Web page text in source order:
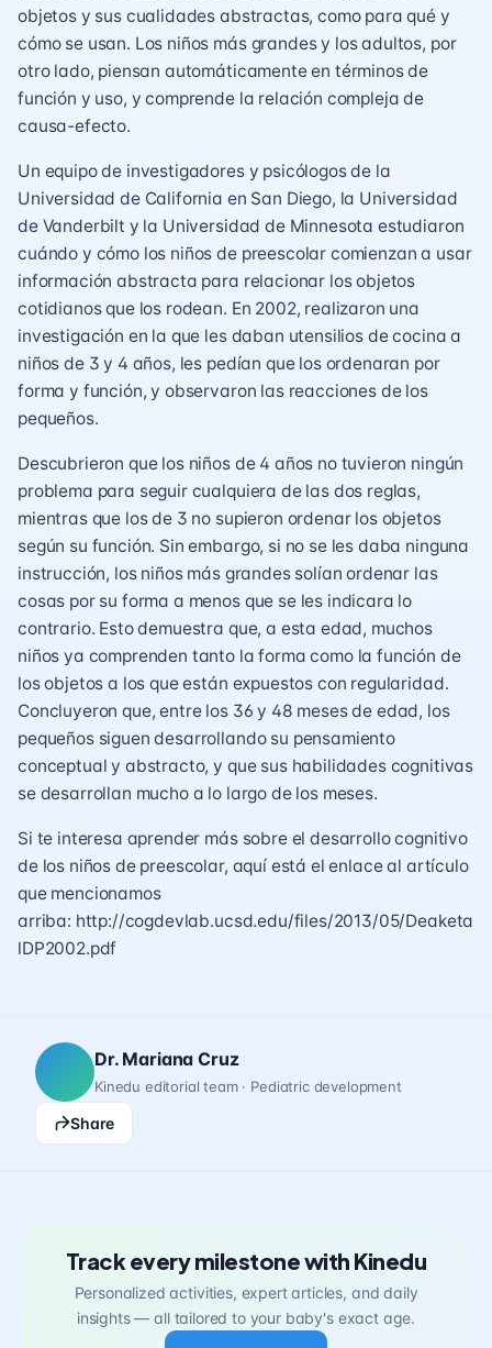
objetos y sus cualidades abstractas, como para qué y
cómo se usan. Los niños más grandes y los adultos, por
otro lado, piensan automáticamente en términos de
función y uso, y comprende la relación compleja de
causa-efecto.
Un equipo de investigadores y psicólogos de la
Universidad de California en San Diego, la Universidad
de Vanderbilt y la Universidad de Minnesota estudiaron
cuándo y cómo los niños de preescolar comienzan a usar
información abstracta para relacionar los objetos
cotidianos que los rodean. En 2002, realizaron una
investigación en la que les daban utensilios de cocina a
niños de 3 y 4 años, les pedían que los ordenaran por
forma y función, y observaron las reacciones de los
pequeños.
Descubrieron que los niños de 4 años no tuvieron ningún
problema para seguir cualquiera de las dos reglas,
mientras que los de 3 no supieron ordenar los objetos
según su función. Sin embargo, si no se les daba ninguna
instrucción, los niños más grandes solían ordenar las
cosas por su forma a menos que se les indicara lo
contrario. Esto demuestra que, a esta edad, muchos
niños ya comprenden tanto la forma como la función de
los objetos a los que están expuestos con regularidad.
Concluyeron que, entre los 36 y 48 meses de edad, los
pequeños siguen desarrollando su pensamiento
conceptual y abstracto, y que sus habilidades cognitivas
se desarrollan mucho a lo largo de los meses.
Si te interesa aprender más sobre el desarrollo cognitivo
de los niños de preescolar, aquí está el enlace al artículo
que mencionamos
arriba: http://cogdevlab.ucsd.edu/files/2013/05/Deaketa
lDP2002.pdf
Dr. Mariana Cruz
Kinedu editorial team · Pediatric development
Share
Track every milestone with Kinedu
Personalized activities, expert articles, and daily
insights — all tailored to your baby's exact age.